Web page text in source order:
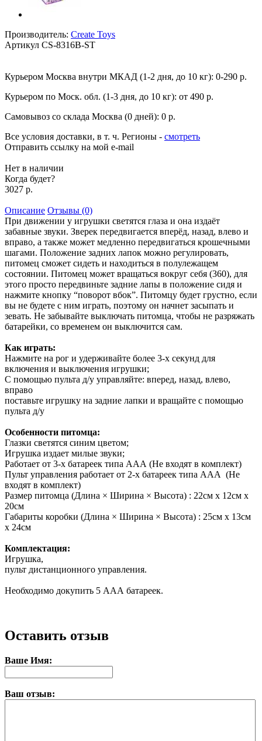
Производитель: Create Toys
Артикул CS-8316B-ST
Курьером Москва внутри МКАД (1-2 дня, до 10 кг): 0-290 р.
Курьером по Моск. обл. (1-3 дня, до 10 кг): от 490 р.
Самовывоз со склада Москва (0 дней): 0 р.
Все условия доставки, в т. ч. Регионы - смотреть
Отправить ссылку на мой e-mail
Нет в наличии
Когда будет?
3027 р.
Описание Отзывы (0)
При движении у игрушки светятся глаза и она издаёт
забавные звуки. Зверек передвигается вперёд, назад, влево и
вправо, а также может медленно передвигаться крошечными
шагами. Положение задних лапок можно регулировать,
питомец сможет сидеть и находиться в полулежащем
состоянии. Питомец может вращаться вокруг себя (360), для
этого просто передвиньте задние лапы в положение сидя и
нажмите кнопку “поворот вбок”. Питомцу будет грустно, если
вы не будете с ним играть, поэтому он начнет засыпать и
зевать. Не забывайте выключать питомца, чтобы не разряжать
батарейки, со временем он выключится сам.
Как играть:
Нажмите на рог и удерживайте более 3-х секунд для
включения и выключения игрушки;
С помощью пульта д/у управляйте: вперед, назад, влево,
вправо
поставьте игрушку на задние лапки и вращайте с помощью
пульта д/у
Особенности питомца:
Глазки светятся синим цветом;
Игрушка издает милые звуки;
Работает от 3-х батареек типа ААА (Не входят в комплект)
Пульт управления работает от 2-х батареек типа ААА (Не
входят в комплект)
Размер питомца (Длина × Ширина × Высота) : 22см х 12см х
20см
Габариты коробки (Длина × Ширина × Высота) : 25см х 13см
х 24см
Комплектация:
Игрушка,
пульт дистанционного управления.
Необходимо докупить 5 ААА батареек.
Оставить отзыв
Ваше Имя:
Ваш отзыв: